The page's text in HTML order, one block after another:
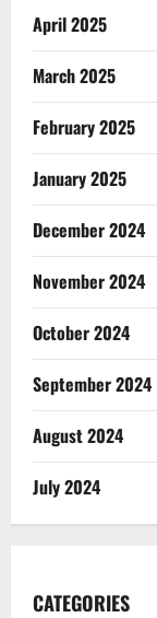
April 2025
March 2025
February 2025
January 2025
December 2024
November 2024
October 2024
September 2024
August 2024
July 2024
CATEGORIES